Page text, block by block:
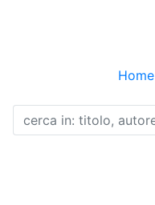
Home